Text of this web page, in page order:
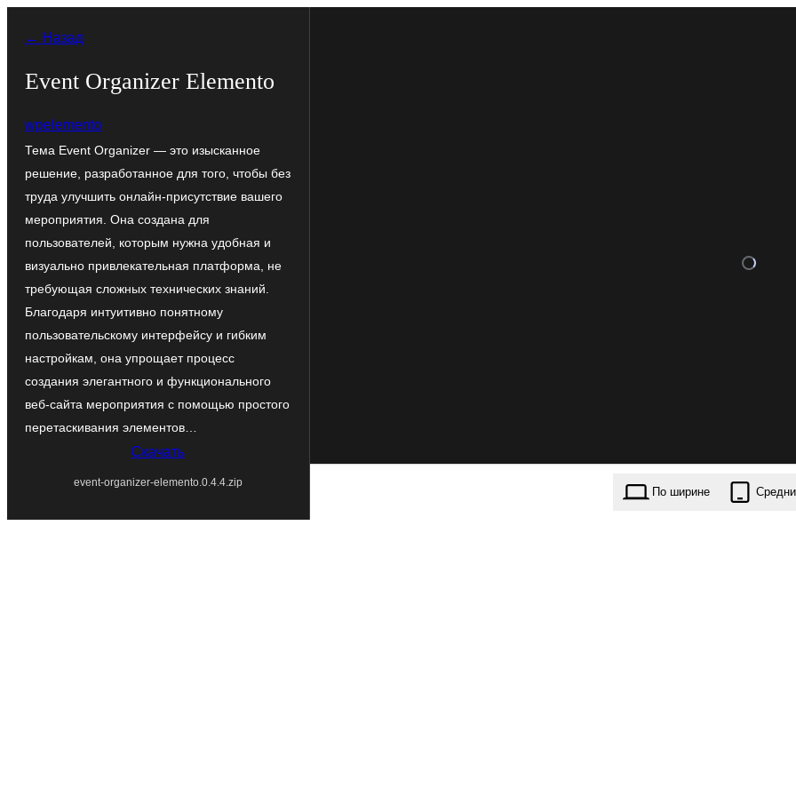
содержимому
← Назад
Event Organizer Elemento
wpelemento
Тема Event Organizer — это изысканное
решение, разработанное для того, чтобы без
труда улучшить онлайн-присутствие вашего
мероприятия. Она создана для
пользователей, которым нужна удобная и
визуально привлекательная платформа, не
требующая сложных технических знаний.
Благодаря интуитивно понятному
пользовательскому интерфейсу и гибким
настройкам, она упрощает процесс
создания элегантного и функционального
веб-сайта мероприятия с помощью простого
перетаскивания элементов…
Скачать
event-organizer-elemento.0.4.4.zip
По ширине